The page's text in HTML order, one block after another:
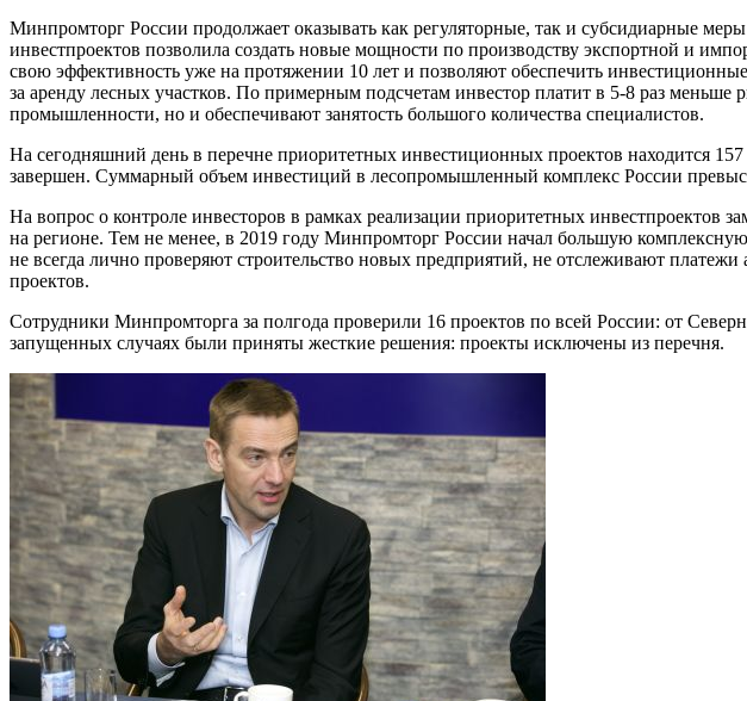
Минпромторг России продолжает оказывать как регуляторные, так и субсидиарные
инвестпроектов позволила создать новые мощности по производству экспортной и
свою эффективность уже на протяжении 10 лет и позволяют обеспечить
за аренду лесных участков. По примерным подсчетам инвестор платит в 5-8 раз
промышленности, но и обеспечивают занятость большого количества специалистов.
На сегодняшний день в перечне приоритетных инвестиционных проектов находится
завершен. Суммарный объем инвестиций в лесопромышленный комплекс России
На вопрос о контроле инвесторов в рамках реализации приоритетных инвестпроектов
на регионе. Тем не менее, в 2019 году Минпромторг России начал большую
не всегда лично проверяют строительство новых предприятий, не отслеживают
проектов.
Сотрудники Минпромторга за полгода проверили 16 проектов по всей России: от
запущенных случаях были приняты жесткие решения: проекты исключены из перечня.